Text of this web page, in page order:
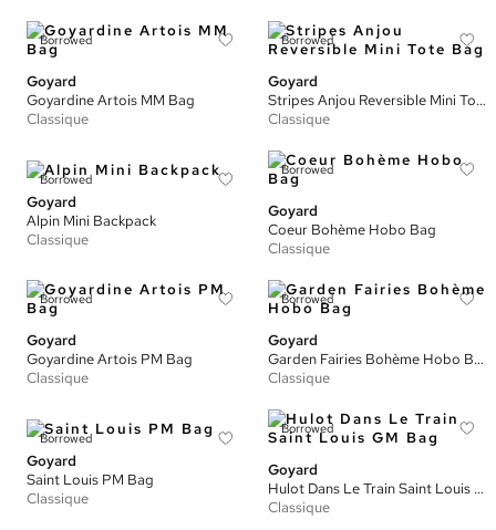
Borrowed
Goyard
Goyardine Artois MM Bag
Classique
Borrowed
Goyard
Stripes Anjou Reversible Mini Tote Bag
Classique
Borrowed
Goyard
Alpin Mini Backpack
Classique
Borrowed
Goyard
Coeur Bohème Hobo Bag
Classique
Borrowed
Goyard
Goyardine Artois PM Bag
Classique
Borrowed
Goyard
Garden Fairies Bohème Hobo Bag
Classique
Borrowed
Goyard
Saint Louis PM Bag
Classique
Borrowed
Goyard
Hulot Dans Le Train Saint Louis GM Bag
Classique